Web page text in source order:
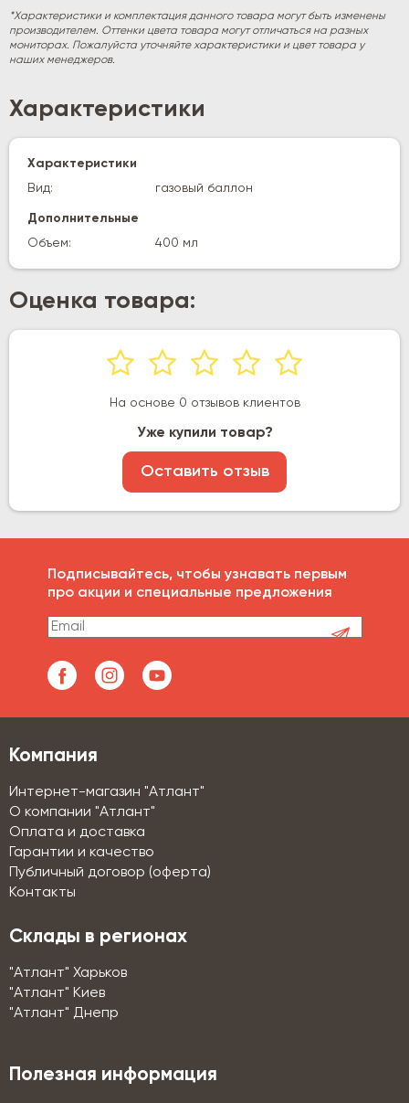
*Характеристики и комплектация данного товара могут быть изменены
производителем. Оттенки цвета товара могут отличаться на разных
мониторах. Пожалуйста уточняйте характеристики и цвет товара у
наших менеджеров.
Характеристики
Характеристики
Вид:
газовый баллон
Дополнительные
Объем:
400 мл
Оценка товара:
На основе 0 отзывов клиентов
Уже купили товар?
Оставить отзыв
Подписывайтесь, чтобы узнавать первым
про акции и специальные предложения
Компания
Интернет-магазин "Атлант"
О компании "Атлант"
Оплата и доставка
Гарантии и качество
Публичный договор (оферта)
Контакты
Склады в регионах
"Атлант" Харьков
"Атлант" Киев
"Атлант" Днепр
Полезная информация